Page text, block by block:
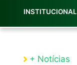
INSTITUCIONAL
+ Notícias